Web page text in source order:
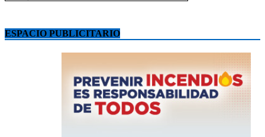
ESPACIO PUBLICITARIO